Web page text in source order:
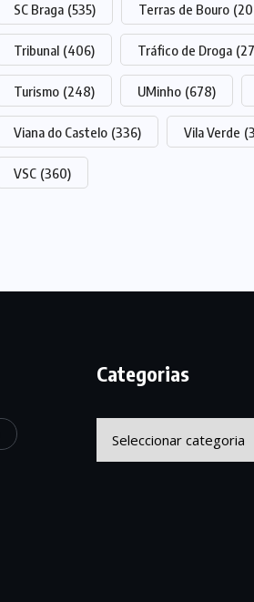
SC Braga (535) Terras de Bouro
Tribunal (406) Tráfico de Droga
Turismo (248) UMinho (678)
Viana do Castelo (336) Vila Verde
VSC (360)
Categorias